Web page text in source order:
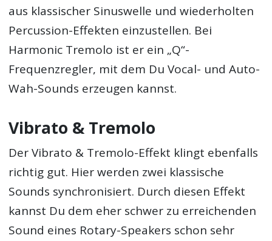
aus klassischer Sinuswelle und wiederholten
Percussion-Effekten einzustellen. Bei
Harmonic Tremolo ist er ein „Q“-
Frequenzregler, mit dem Du Vocal- und Auto-
Wah-Sounds erzeugen kannst.
Vibrato & Tremolo
Der Vibrato & Tremolo-Effekt klingt ebenfalls
richtig gut. Hier werden zwei klassische
Sounds synchronisiert. Durch diesen Effekt
kannst Du dem eher schwer zu erreichenden
Sound eines Rotary-Speakers schon sehr